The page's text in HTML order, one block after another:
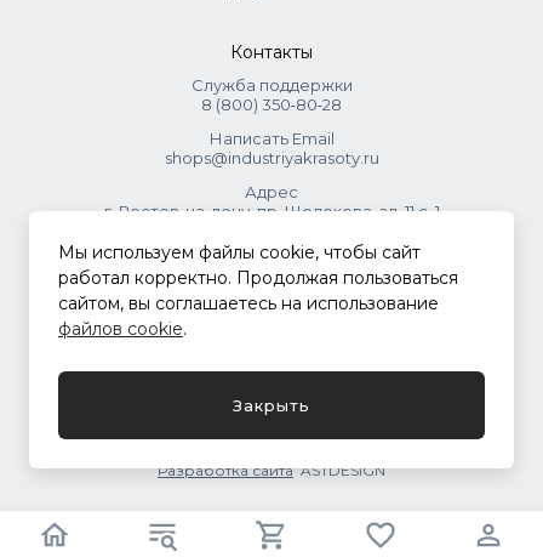
Контакты
Служба поддержки
8 (800) 350‑80‑28
Написать Email
shops@industriyakrasoty.ru
Адрес
г. Ростов-на-дону, пр. Шолохова, зд. 11 с. 1
© 2026 Индустрия красоты.
.
Разработка сайтаASTDESIGN
Мы используем файлы cookie, чтобы сайт
работал корректно. Продолжая пользоваться
сайтом, вы соглашаетесь на использование
файлов cookie.
Закрыть